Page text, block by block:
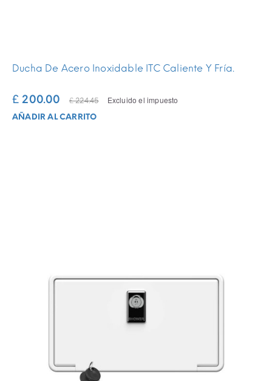
Ducha De Acero Inoxidable ITC Caliente Y Fría.
£ 200.00 £ 224.45 Excluido el impuesto
AÑADIR AL CARRITO